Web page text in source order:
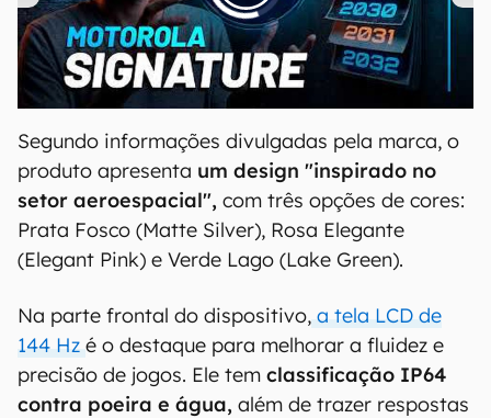
00:00/20:46
Segundo informações divulgadas pela marca, o
produto apresenta um design "inspirado no
setor aeroespacial", com três opções de cores:
Prata Fosco (Matte Silver), Rosa Elegante
(Elegant Pink) e Verde Lago (Lake Green).
Na parte frontal do dispositivo, a tela LCD de
144 Hz é o destaque para melhorar a fluidez e
precisão de jogos. Ele tem classificação IP64
contra poeira e água, além de trazer respostas